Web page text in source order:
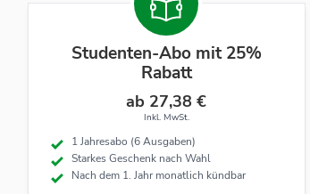
Studenten-Abo mit 25%
Rabatt
ab 27,38 €
Inkl. MwSt.
1 Jahresabo (6 Ausgaben)
Starkes Geschenk nach Wahl
Nach dem 1. Jahr monatlich kündbar